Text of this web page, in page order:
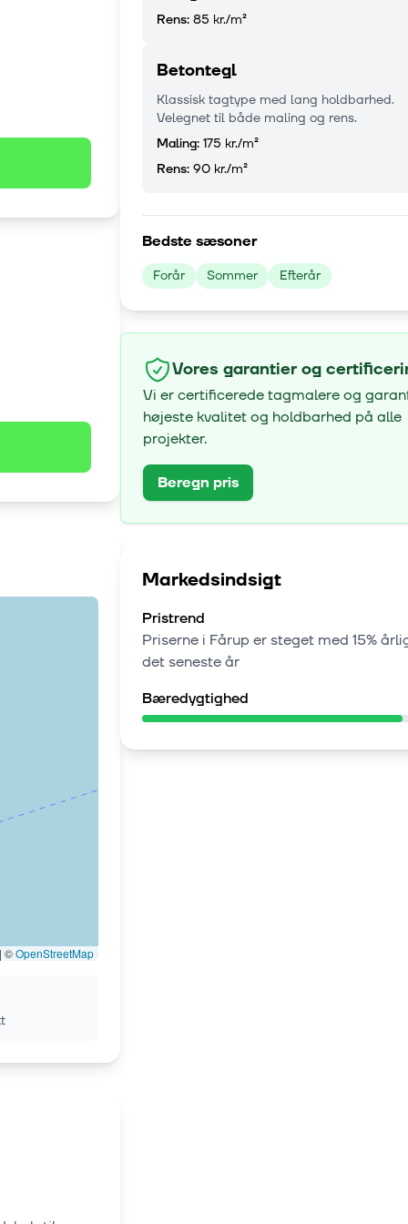
| ©OpenStreetMap
Rens: 85 kr./m²
Betontegl
Klassisk tagtype med lang holdbarhed.
Velegnet til både maling og rens.
Maling: 175 kr./m²
Rens: 90 kr./m²
Bedste sæsoner
Forår Sommer Efterår
Vores garantier og
Vi er certificerede tagmalere og
højeste kvalitet og holdbarhed på alle
projekter.
Beregn pris
Markedsindsigt
Pristrend
Priserne i Fårup er steget med 15%
det seneste år
Bæredygtighed